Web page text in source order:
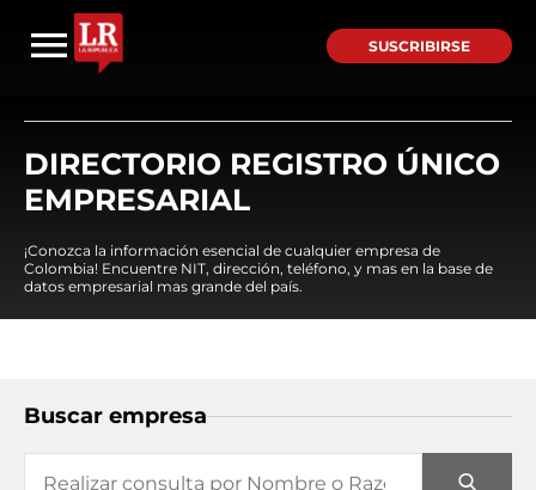
SUSCRIBIRSE
DIRECTORIO REGISTRO ÚNICO
EMPRESARIAL
¡Conozca la información esencial de cualquier empresa de
Colombia! Encuentre NIT, dirección, teléfono, y mas en la base de
datos empresarial mas grande del país.
Buscar empresa